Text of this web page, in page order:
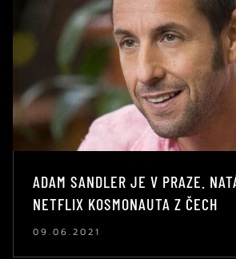
ADAM SANDLER JE V PRAZE.
NETFLIX KOSMONAUTA Z ČECH
09.06.2021